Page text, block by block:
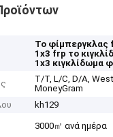
Το φίμπεργκλας
1x3 frp το
1x3 κιγκλίδωμα
T/T, L/C, D/A,
MoneyGram
kh129
3000㎡ ανά ημέρα